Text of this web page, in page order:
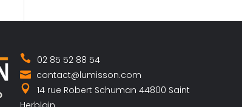
02 85 52 88 54
contact@lumisson.com
14 rue Robert Schuman 44800 Saint